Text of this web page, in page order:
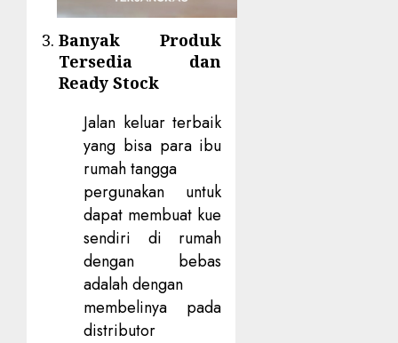
Banyak Produk
Tersedia dan
Ready Stock
Jalan keluar terbaik
yang bisa para ibu
rumah tangga
pergunakan untuk
dapat membuat kue
sendiri di rumah
dengan bebas
adalah dengan
membelinya pada
distributor